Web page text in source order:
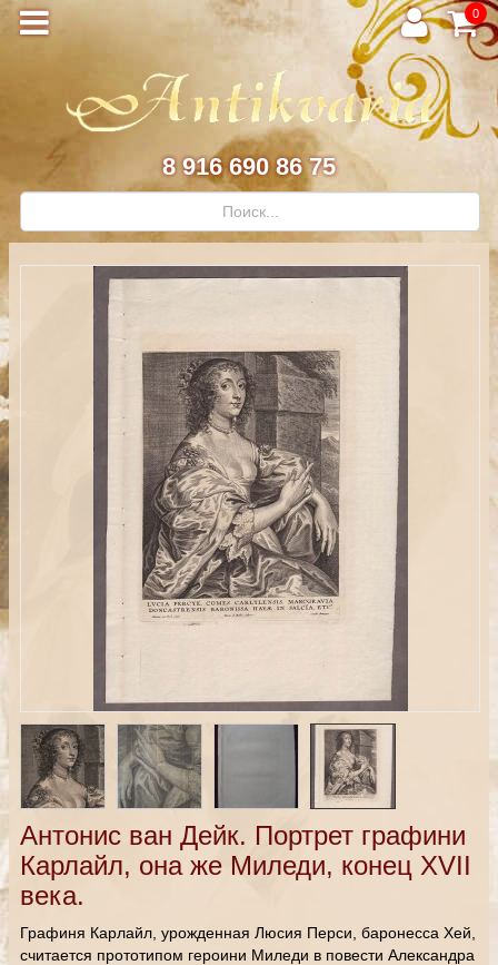
0
8 916 690 86 75
Антонис ван Дейк. Портрет графини
Карлайл, она же Миледи, конец XVII
века.
Графиня Карлайл, урожденная Люсия Перси, баронесса Хей,
считается прототипом героини Миледи в повести Александра